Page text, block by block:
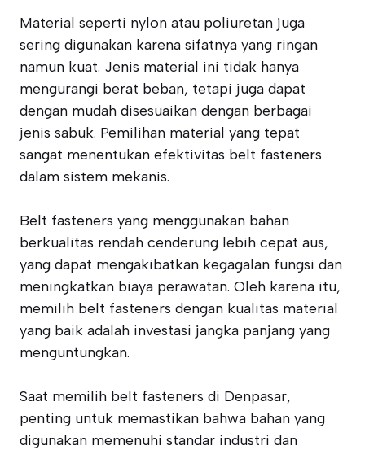
Material seperti nylon atau poliuretan juga
sering digunakan karena sifatnya yang ringan
namun kuat. Jenis material ini tidak hanya
mengurangi berat beban, tetapi juga dapat
dengan mudah disesuaikan dengan berbagai
jenis sabuk. Pemilihan material yang tepat
sangat menentukan efektivitas belt fasteners
dalam sistem mekanis.
Belt fasteners yang menggunakan bahan
berkualitas rendah cenderung lebih cepat aus,
yang dapat mengakibatkan kegagalan fungsi dan
meningkatkan biaya perawatan. Oleh karena itu,
memilih belt fasteners dengan kualitas material
yang baik adalah investasi jangka panjang yang
menguntungkan.
Saat memilih belt fasteners di Denpasar,
penting untuk memastikan bahwa bahan yang
digunakan memenuhi standar industri dan